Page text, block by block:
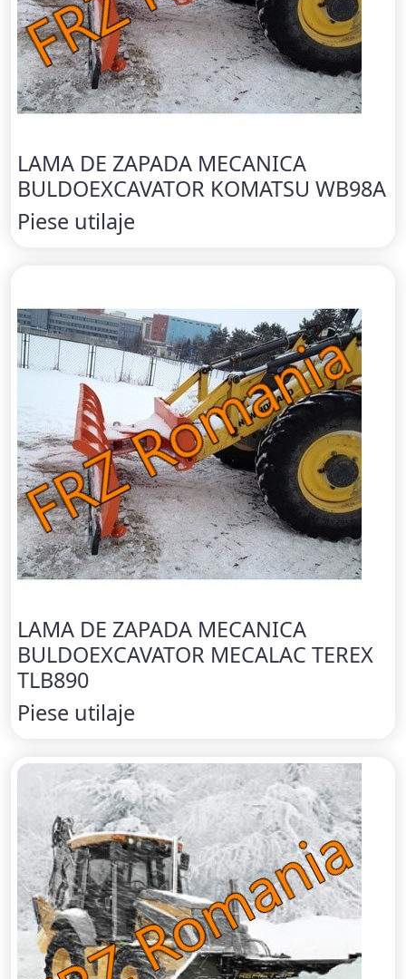
LAMA DE ZAPADA MECANICA
BULDOEXCAVATOR KOMATSU WB98A
Piese utilaje
LAMA DE ZAPADA MECANICA
BULDOEXCAVATOR MECALAC TEREX
TLB890
Piese utilaje